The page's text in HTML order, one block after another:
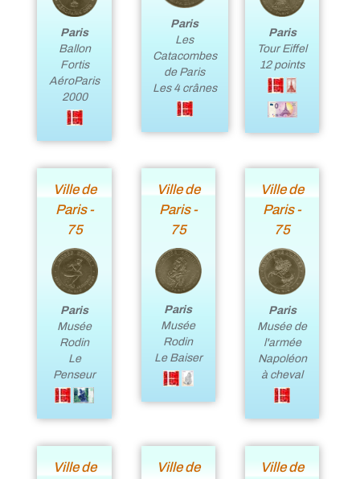
Paris
Ballon
Fortis
AéroParis
2000
Paris
Les
Catacombes
de Paris
Les 4 crânes
Paris
Tour Eiffel
12 points
Ville de
Paris -
75
Paris
Musée
Rodin
Le
Penseur
Ville de
Paris -
75
Paris
Musée
Rodin
Le Baiser
Ville de
Paris -
75
Paris
Musée de
l'armée
Napoléon
à cheval
Ville de
Ville de
Ville de